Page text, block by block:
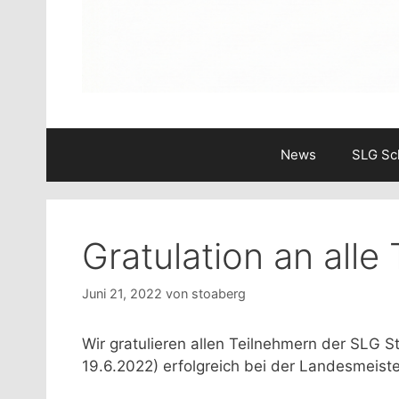
News SLG
Gratulation an alle
Juni 21, 2022 von stoaberg
Wir gratulieren allen Teilnehmern der SLG
19.6.2022) erfolgreich bei der